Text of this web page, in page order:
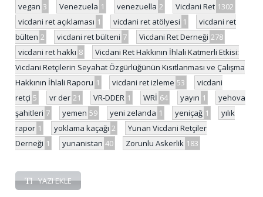
vegan 3 Venezuela 1 venezuella 2 Vicdani Ret 1302
vicdani ret açıklaması 1 vicdani ret atölyesi 1
vicdani ret
bülten 2 vicdani ret bülteni 7 Vicdani Ret Derneği 278
vicdani ret hakkı 8
Vicdani Ret Hakkının İhlali Katmerli Etkisi:
Vicdani Retçilerin Seyahat Özgürlüğünün Kısıtlanması ve Çalışma
Hakkının İhlali Raporu 1 vicdani ret izleme 53
vicdani
retçi 5 vr der 21 VR-DDER 1 WRİ 64 yayın 1
yehova
şahitleri 7 yemen 59 yeni zelanda 1 yeniçağ 1
yılık
rapor 1 yoklama kaçağı 2
Yunan Vicdani Retçiler
Derneği 1 yunanistan 40 Zorunlu Askerlik 183
YAZI EKLE